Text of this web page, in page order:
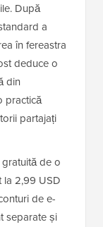
După
a
în fereastra
deduce o
din
practică
partajați
de o
la 2,99 USD
de e-
separate și